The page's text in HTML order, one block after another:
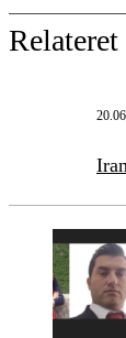
Relateret